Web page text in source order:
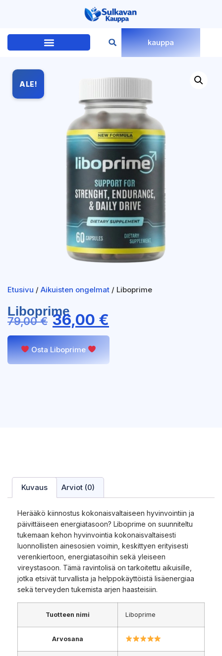
kauppa
ALE!
Etusivu / Aikuisten ongelmat / Liboprime
Liboprime
79,00€ 36,00 €
Osta Liboprime
Kuvaus Arviot (0)
Herääkö kiinnostus kokonaisvaltaiseen hyvinvointiin ja
päivittäiseen energiatasoon? Liboprime on suunniteltu
tukemaan kehon hyvinvointia kokonaisvaltaisesti
luonnollisten ainesosien voimin, keskittyen erityisesti
verenkiertoon, energiatasoihin sekä yleiseen
vireystasoon. Tämä ravintolisä on tarkoitettu aikuisille,
jotka etsivät turvallista ja helppokäyttöistä lisäenergiaa
sekä terveyden tukemista arjen haasteisiin.
Tuotteen nimi Liboprime
Arvosana